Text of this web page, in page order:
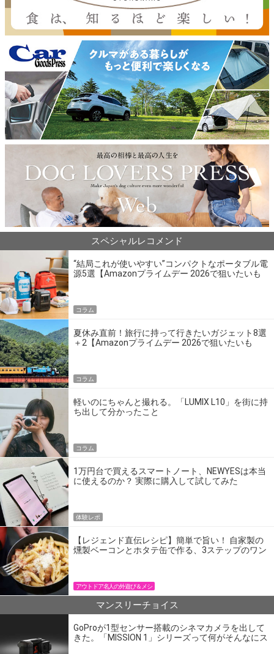
スペシャルレコメンド
“結局これが使いやすい”コンパクトなポータブル電
源5選【Amazonプライムデー 2026で狙いたいも
コラム
夏休み直前！旅行に持って行きたいガジェット8選
＋2【Amazonプライムデー 2026で狙いたいも
コラム
軽いのにちゃんと撮れる。「LUMIX L10」を街に持
ち出して分かったこと
コラム
1万円台で買えるスマートノート、NEWYESは本当
に使えるのか？ 実際に購入して試してみた
体験レポ
【レジェンド直伝レシピ】簡単で旨い！ 自家製の
燻製ベーコンとホタテ缶で作る、3ステップのワン
アウトドア名人の外遊び＆メシ
マンスリーチョイス
GoProが1型センサー搭載のシネマカメラを出して
きた。「MISSION 1」シリーズって何がそんなにス